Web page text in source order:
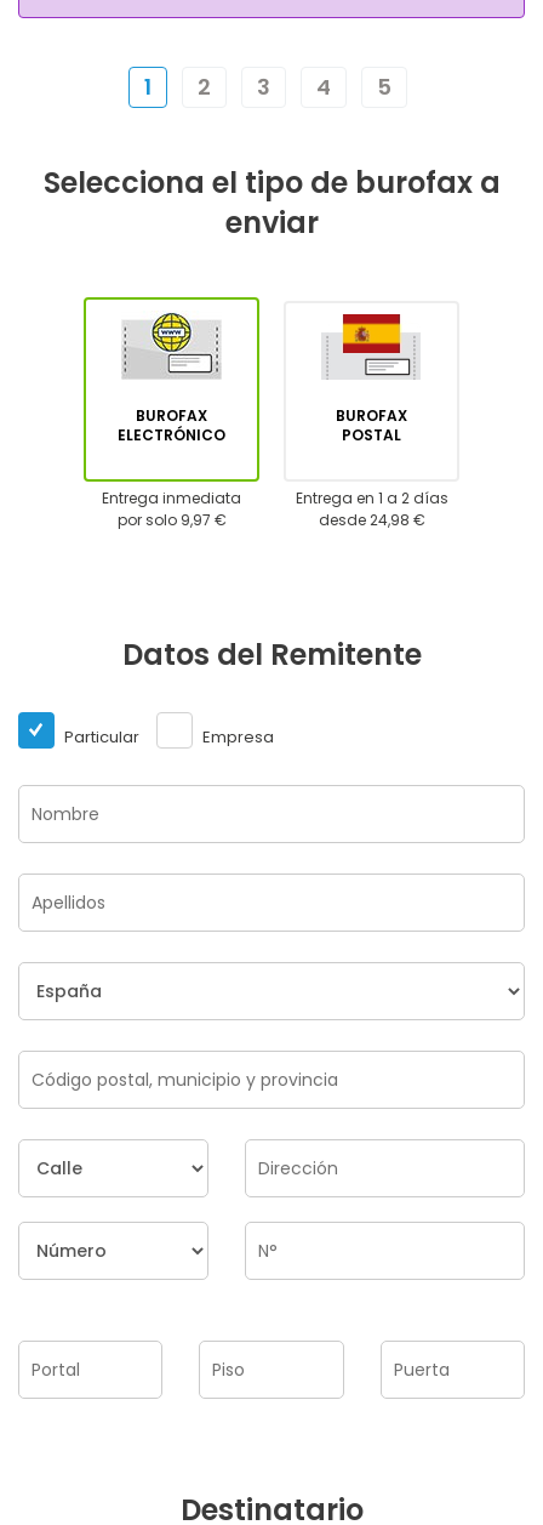
1 2 3 4 5
Selecciona el tipo de burofax a
enviar
BUROFAX
ELECTRÓNICO
Entrega inmediata
por solo 9,97 €
BUROFAX
POSTAL
Entrega en 1 a 2 días
desde 24,98 €
Datos del Remitente
Particular Empresa
Destinatario